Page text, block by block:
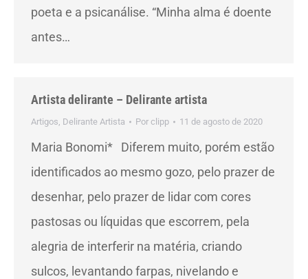
poeta e a psicanálise. “Minha alma é doente
antes…
Artista delirante – Delirante artista
Artigos, Delirante Artista Por clipp 11 de agosto de 2020
Maria Bonomi* Diferem muito, porém estão
identificados ao mesmo gozo, pelo prazer de
desenhar, pelo prazer de lidar com cores
pastosas ou líquidas que escorrem, pela
alegria de interferir na matéria, criando
sulcos, levantando farpas, nivelando e